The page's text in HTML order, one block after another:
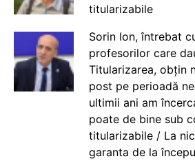
titularizabile
Sorin Ion, întrebat
profesorilor care
Titularizarea, obțin
post pe perioadă
ultimii ani am
poate de bine sub
titularizabile / La
garanta de la